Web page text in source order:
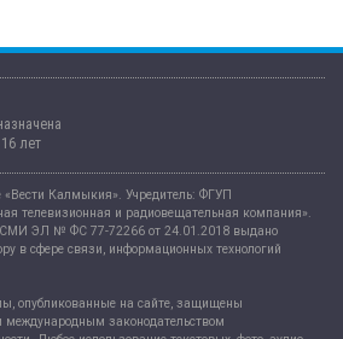
лет
Калмыкия». Учредитель: ФГУП
телевизионная и радиовещательная компания».
СМИ ЭЛ № ФС 77-72266 от 24.01.2018 выдано
в сфере связи, информационных технологий
опубликованные на сайте, защищены
международным законодательством